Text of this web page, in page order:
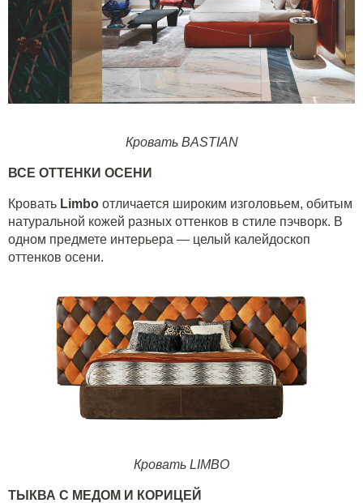
Кровать BASTIAN
ВСЕ ОТТЕНКИ ОСЕНИ
Кровать Limbo отличается широким изголовьем, обитым
натуральной кожей разных оттенков в стиле пэчворк. В
одном предмете интерьера — целый калейдоскоп
оттенков осени.
Кровать LIMBO
ТЫКВА С МЕДОМ И КОРИЦЕЙ